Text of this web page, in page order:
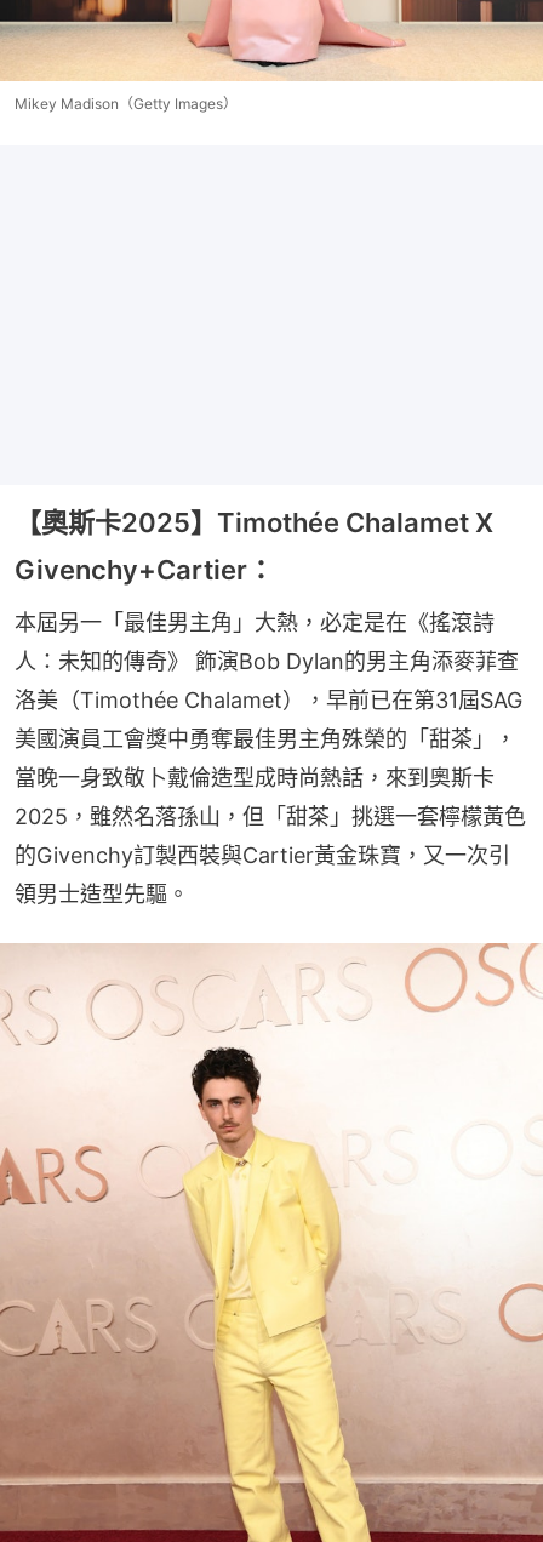
Mikey Madison（Getty Images）
【奧斯卡2025】Timothée Chalamet X
Givenchy+Cartier：
本屆另一「最佳男主角」大熱，必定是在《搖滾詩
人：未知的傳奇》 飾演Bob Dylan的男主角添麥菲查
洛美（Timothée Chalamet），早前已在第31屆SAG
美國演員工會獎中勇奪最佳男主角殊榮的「甜茶」，
當晚一身致敬卜戴倫造型成時尚熱話，來到奧斯卡
2025，雖然名落孫山，但「甜茶」挑選一套檸檬黃色
的Givenchy訂製西裝與Cartier黃金珠寶，又一次引
領男士造型先驅。